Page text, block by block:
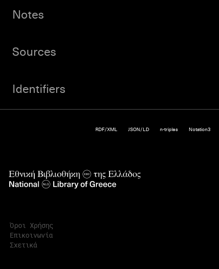
Notes
Sources
Identifiers
RDF/XML JSON/LD n-triples Notation3
Όροι Χρήσης
Επικοινωνία
Σχετικά